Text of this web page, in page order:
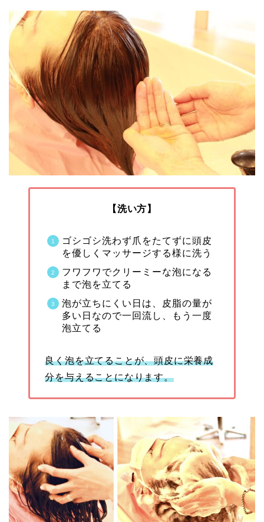
【洗い方】
ゴシゴシ洗わず爪をたてずに頭皮
を優しくマッサージする様に洗う
フワフワでクリーミーな泡になる
まで泡を立てる
泡が立ちにくい日は、皮脂の量が
多い日なので一回流し、もう一度
泡立てる
良く泡を立てることが、頭皮に栄養成
分を与えることになります。